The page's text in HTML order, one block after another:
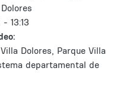
13:13
Dolores, Parque Villa
departamental de